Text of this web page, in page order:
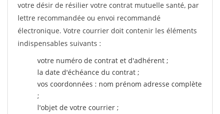
votre désir de résilier votre contrat mutuelle santé, par
lettre recommandée ou envoi recommandé
électronique. Votre courrier doit contenir les éléments
indispensables suivants :
votre numéro de contrat et d'adhérent ;
la date d'échéance du contrat ;
vos coordonnées : nom prénom adresse complète
;
l'objet de votre courrier ;